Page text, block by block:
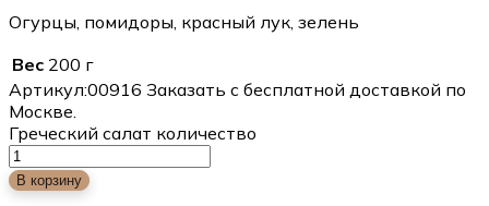
Огурцы, помидоры, красный лук, зелень
Вес 200 г
Артикул:00916 Заказать с бесплатной доставкой по
Москве.
Греческий салат количество
В корзину